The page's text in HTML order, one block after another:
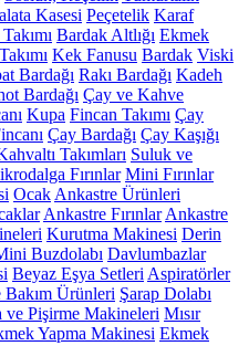
Kasesi Peçetelik Karaf
Bardak Altlığı Ekmek
Kek Fanusu Bardak Viski
Bardağı Rakı Bardağı Kadeh
Bardağı Çay ve Kahve
Kupa Fincan Takımı Çay
Çay Bardağı Çay Kaşığı
Takımları Suluk ve
Fırınlar Mini Fırınlar
Ocak Ankastre Ürünleri
Ankastre Fırınlar Ankastre
Kurutma Makinesi Derin
Buzdolabı Davlumbazlar
Beyaz Eşya Setleri Aspiratörler
Bakım Ürünleri Şarap Dolabı
ve Pişirme Makineleri Mısır
Yapma Makinesi Ekmek